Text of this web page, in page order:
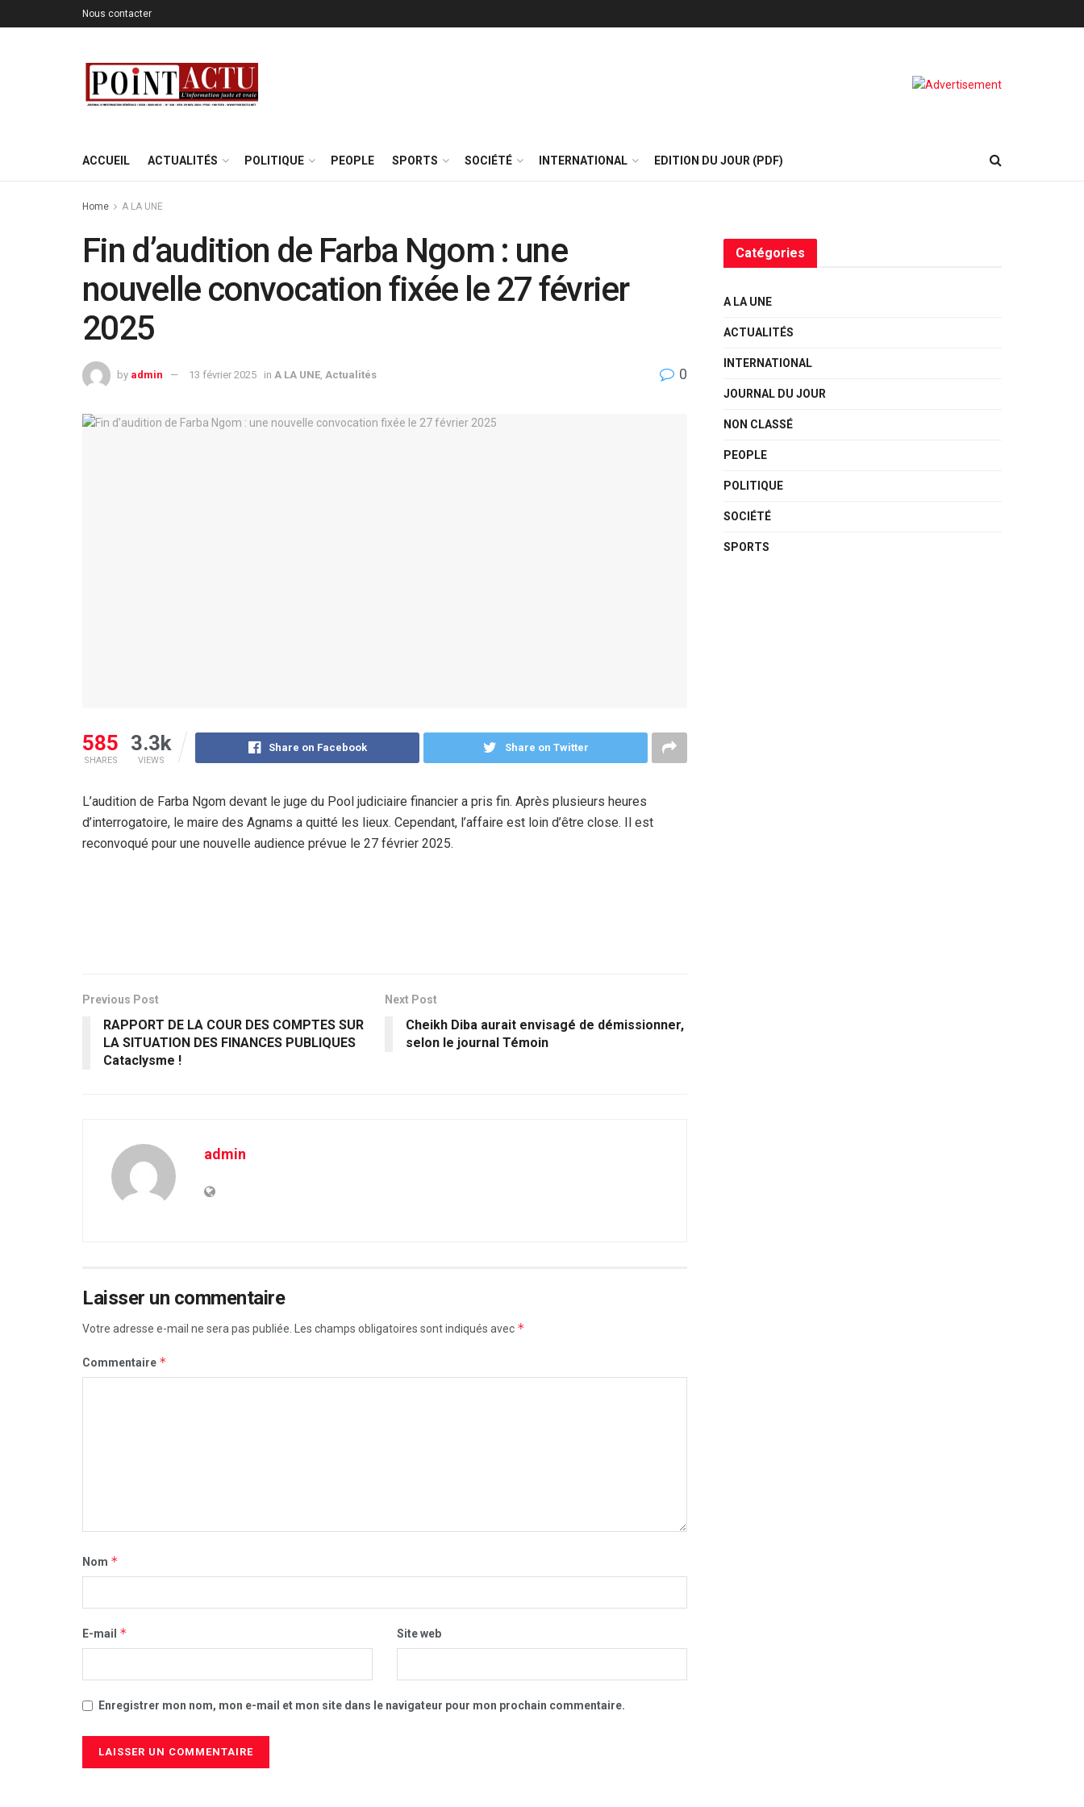
Nous contacter
ACCUEIL ACTUALITÉS POLITIQUE PEOPLE SPORTS SOCIÉTÉ INTERNATIONAL EDITION DU JOUR (PDF)
Home A LA UNE
Fin d’audition de Farba Ngom : une
nouvelle convocation fixée le 27 février
2025
by admin 13 février 2025 in A LA UNE Actualités 0
585
SHARES
3.3k
VIEWS
Share on Facebook Share on Twitter
L’audition de Farba Ngom devant le juge du Pool judiciaire financier a pris fin. Après plusieurs heures
d’interrogatoire, le maire des Agnams a quitté les lieux. Cependant, l’affaire est loin d’être close. Il est
reconvoqué pour une nouvelle audience prévue le 27 février 2025.
Previous Post
RAPPORT DE LA COUR DES COMPTES SUR
LA SITUATION DES FINANCES PUBLIQUES
Cataclysme !
Next Post
Cheikh Diba aurait envisagé de démissionner,
selon le journal Témoin
admin
Laisser un commentaire
Votre adresse e-mail ne sera pas publiée. Les champs obligatoires sont indiqués avec *
Commentaire *
Nom *
E-mail * Site web
Enregistrer mon nom, mon e-mail et mon site dans le navigateur pour mon prochain commentaire.
Catégories
A LA UNE
ACTUALITÉS
INTERNATIONAL
JOURNAL DU JOUR
NON CLASSÉ
PEOPLE
POLITIQUE
SOCIÉTÉ
SPORTS